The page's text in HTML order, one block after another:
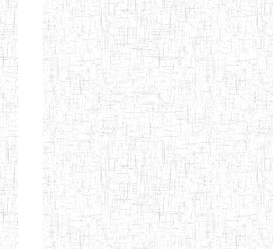
ENI
Chercher:
Effacer les filtres
Denomination
Type